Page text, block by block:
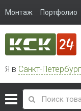
Монтаж Портфолио
Я в Санкт-